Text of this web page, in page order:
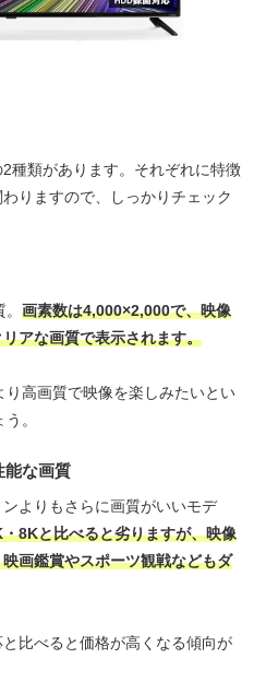
種類があります。それぞれに特徴
りますので、しっかりチェック
画素数は4,000×2,000で、映像
アな画質で表示されます。
高画質で映像を楽しみたいとい
。
能な画質
よりもさらに画質がいいモデ
8Kと比べると劣りますが、映像
画鑑賞やスポーツ観戦などもダ
比べると価格が高くなる傾向が